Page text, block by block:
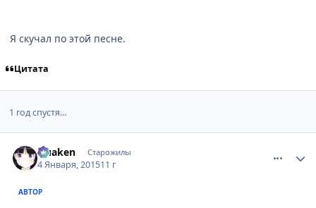
Я скучал по этой песне.
Цитата
1 год спустя...
Quaken Старожилы
4 Января, 201511 г
АВТОР